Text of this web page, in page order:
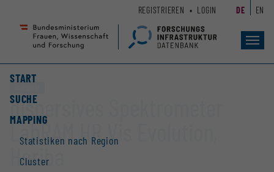
Seiteninhalt
Accesskey
Hauptnavigation
Accesskey
START
SUCHE
MAPPING
Statistiken nach Region
Cluster
REGISTRIEREN LOGIN DE EN
dispersives Spektrometer
LabRAM HR Vis Evolution,
Horiba